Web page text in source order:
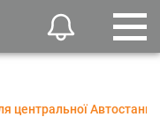
центральної